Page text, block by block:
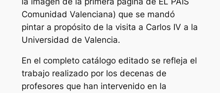
Comunidad Valenciana) que se mandó
pintar a propósito de la visita a Carlos IV a la
Universidad de Valencia.
En el completo catálogo editado se refleja el
trabajo realizado por los decenas de
profesores que han intervenido en la